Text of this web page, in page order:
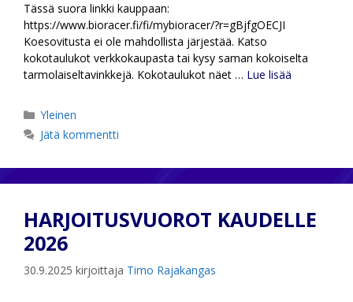
Tässä suora linkki kauppaan:
https://www.bioracer.fi/fi/mybioracer/?r=gBjfgOECJI
Koesovitusta ei ole mahdollista järjestää. Katso
kokotaulukot verkkokaupasta tai kysy saman kokoiselta
tarmolaiseltavinkkejä. Kokotaulukot näet … Lue lisää
Kategoriat
Yleinen
Jätä kommentti
HARJOITUSVUOROT KAUDELLE
2026
30.9.2025 kirjoittaja Timo Rajakangas